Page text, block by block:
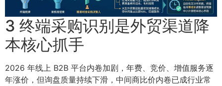
3 终端采购识别是外贸渠道降
本核心抓手
2026 年线上 B2B 平台内卷加剧，年费、竞价、增值服务逐
年涨价，但询盘质量持续下滑，中间商比价内卷已成行业常